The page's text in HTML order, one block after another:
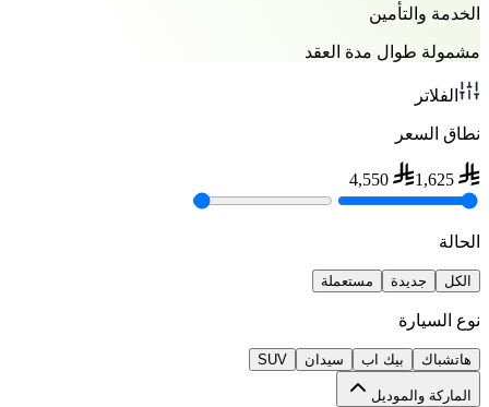
الخدمة والتأمين
مشمولة طوال مدة العقد
الفلاتر
نطاق السعر
1,625
4,550
الحالة
الكل جديدة مستعملة
نوع السيارة
هاتشباك بيك اب سيدان SUV
الماركة والموديل